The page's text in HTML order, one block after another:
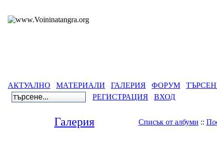
АКТУАЛНО МАТЕРИАЛИ ГАЛЕРИЯ ФОРУМ
РЕГИСТРАЦИЯ
ВХОД
Галерия Списък от албуми ::